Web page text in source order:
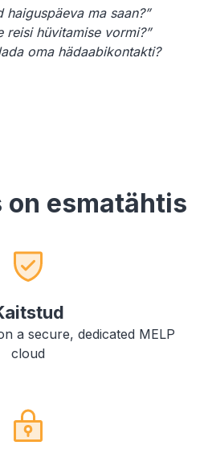
haiguspäeva ma saan?”
reisi hüvitamise vormi?”
oma hädaabikontakti?
esmatähtis
a secure, dedicated MELP
cloud